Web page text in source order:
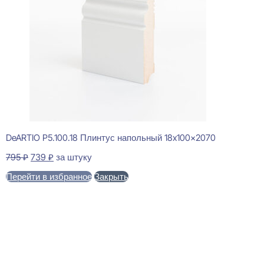
DeARTIO P5.100.18 Плинтус напольный 18x100x2070
795₽ Первоначальная
составляла
739 ₽ Текущая
739 ₽.
за штуку
Перейти в избранное Закрыть